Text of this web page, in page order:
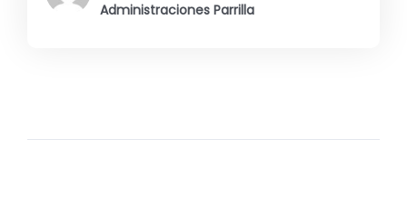
Administraciones Parrilla